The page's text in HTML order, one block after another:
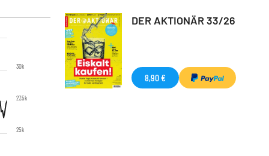
25k
27,5k
30k
DER AKTIONÄR 33/26
8,90 €